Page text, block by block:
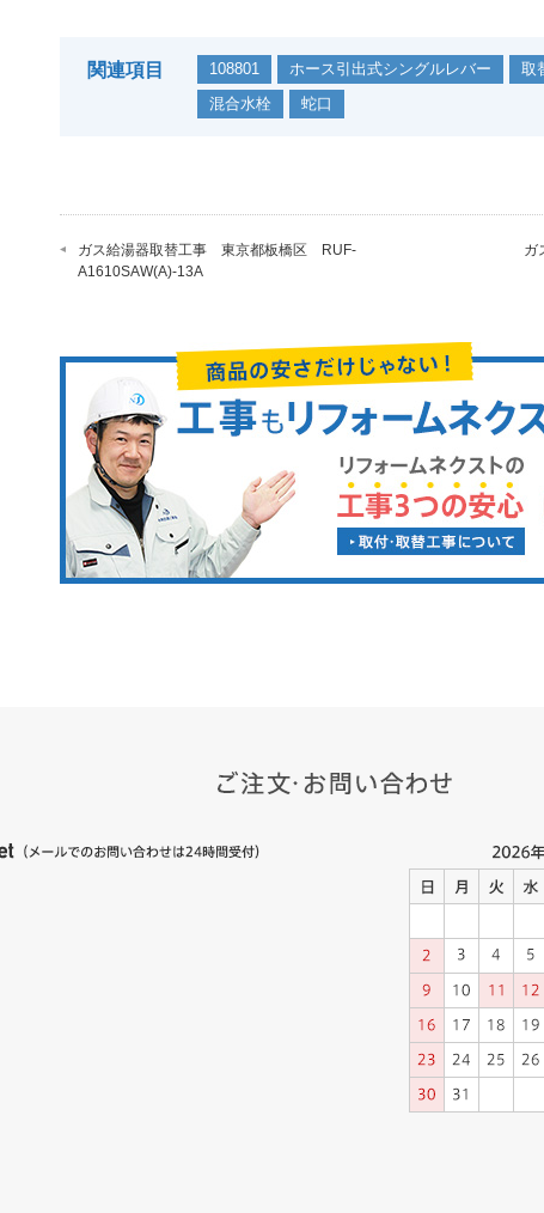
関連項目 108801 ホース引出式シングルレバー 取
混合水栓
蛇口
ガス給湯器取替工事 東京都板橋区 RUF-
A1610SAW(A)-13A
ガ